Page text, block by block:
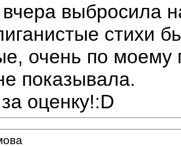
выбросила
стихи
очень по
показывала.
оценку!:D